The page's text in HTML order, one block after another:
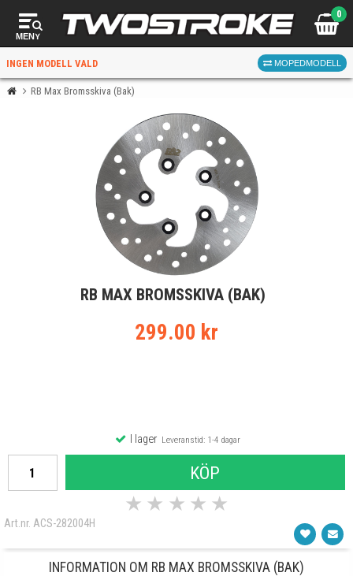
MENY
0
INGEN MODELL VALD MOPEDMODELL
VÄLJ MOPEDFÖR RÄTT DELAR
VÄLJ
När du valt kommer butiken visa delar för vald moped
RB Max Bromsskiva (Bak)
RB MAX BROMSSKIVA (BAK)
299.00 kr
I lagerLeveranstid: 1-4 dagar
KÖP
★ ★ ★ ★ ★
Art.nr. ACS-282004H
INFORMATION OM RB MAX BROMSSKIVA (BAK)